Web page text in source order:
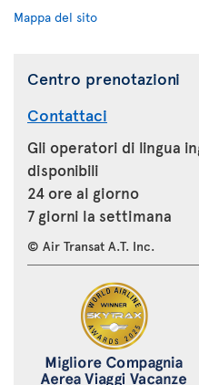
Mappa del sito
Centro prenotazioni
Contattaci
Gli operatori di lingua
disponibili
24 ore al giorno
7 giorni la settimana
© Air Transat A.T. Inc.